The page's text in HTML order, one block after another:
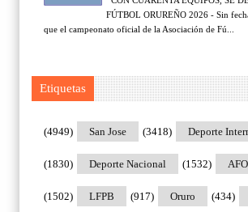
FÚTBOL ORUREÑO 2026 - Sin
que el campeonato oficial de la Asociación de Fú...
Etiquetas
San Jose
(4949) Deporte
(3418)
Deporte Nacional
(1830) AFO
(1532)
LFPB
(1502) Oruro
(917) (434)